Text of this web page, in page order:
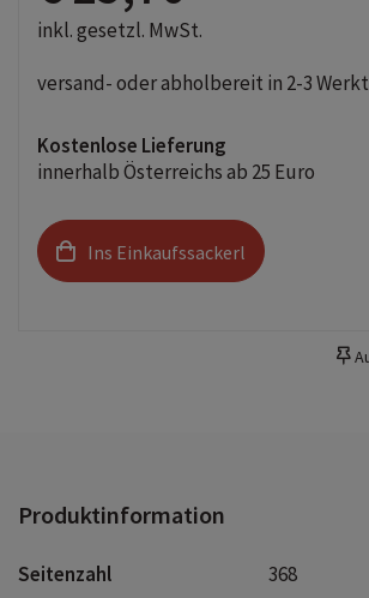
inkl. gesetzl. MwSt.
versand- oder abholbereit in 2-3
Kostenlose Lieferung
innerhalb Österreichs ab 25 Euro
Ins Einkaufssackerl
Produktinformation
Seitenzahl
368